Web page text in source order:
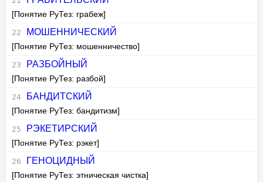
[Понятие РуТез: грабеж]
МОШЕННИЧЕСКИЙ
[Понятие РуТез: мошенничество]
РАЗБОЙНЫЙ
[Понятие РуТез: разбой]
БАНДИТСКИЙ
[Понятие РуТез: бандитизм]
РЭКЕТИРСКИЙ
[Понятие РуТез: рэкет]
ГЕНОЦИДНЫЙ
[Понятие РуТез: этническая чистка]